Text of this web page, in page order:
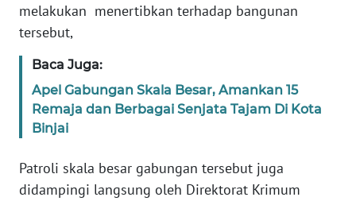
melakukan menertibkan terhadap bangunan
tersebut,
Baca Juga:
Apel Gabungan Skala Besar, Amankan 15
Remaja dan Berbagai Senjata Tajam Di Kota
Binjai
Patroli skala besar gabungan tersebut juga
didampingi langsung oleh Direktorat Krimum
WN
SUMSEL
WN
BENGKULU
LAMPUNG